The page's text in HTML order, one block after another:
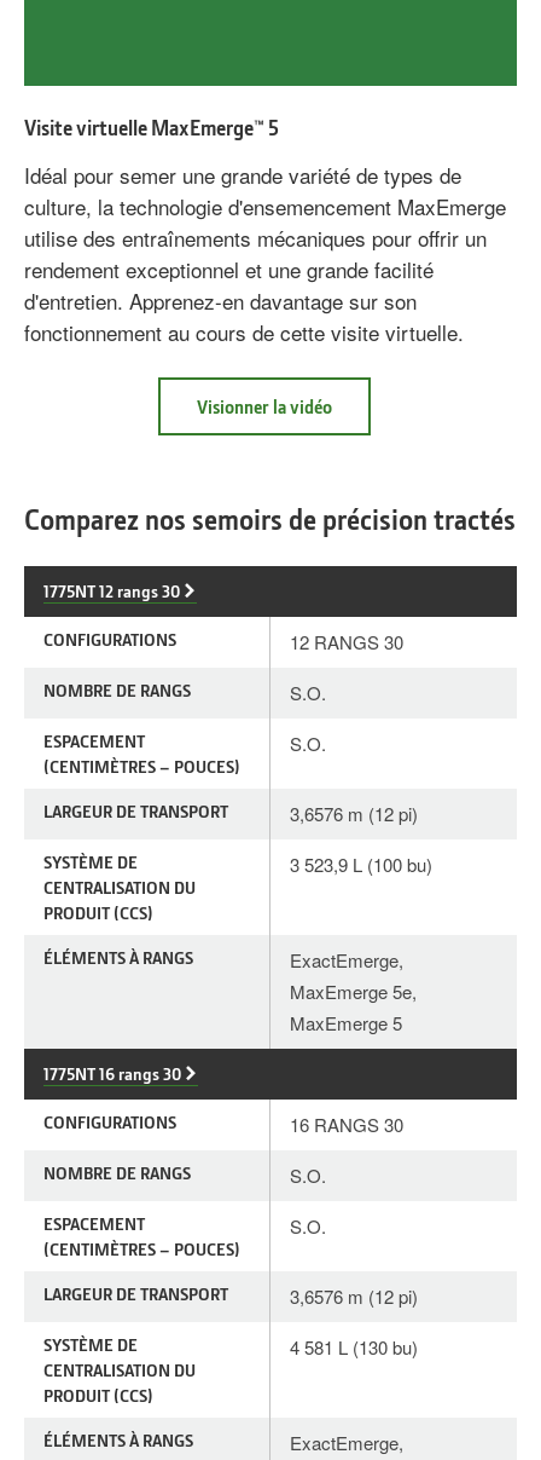
Visite virtuelle MaxEmerge™ 5
Idéal pour semer une grande variété de types de
culture, la technologie d'ensemencement MaxEmerge
utilise des entraînements mécaniques pour offrir un
rendement exceptionnel et une grande facilité
d'entretien. Apprenez-en davantage sur son
fonctionnement au cours de cette visite virtuelle.
Visionner la vidéoà
Comparez nos semoirs de précision tractés
1775NT 12 rangs 30
CONFIGURATIONS 12 RANGS 30
NOMBRE DE RANGS S.O.
ESPACEMENT
(CENTIMÈTRES – POUCES)
S.O.
LARGEUR DE TRANSPORT 3,6576 m (12 pi)
SYSTÈME DE
CENTRALISATION DU
PRODUIT (CCS)
3 523,9 L (100 bu)
ÉLÉMENTS À RANGS
ExactEmerge,
MaxEmerge 5e,
MaxEmerge 5
1775NT 16 rangs 30
CONFIGURATIONS 16 RANGS 30
NOMBRE DE RANGS S.O.
ESPACEMENT
(CENTIMÈTRES – POUCES)
S.O.
LARGEUR DE TRANSPORT 3,6576 m (12 pi)
SYSTÈME DE
CENTRALISATION DU
PRODUIT (CCS)
4 581 L (130 bu)
ÉLÉMENTS À RANGS
ExactEmerge,